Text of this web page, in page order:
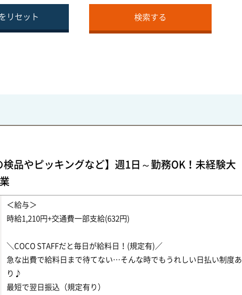
リセット
検品やピッキングなど】週1日～勤務OK！未経験大
＜給与＞
時給1,210円+交通費一部支給(632円)
＼COCO STAFFだと毎日が給料日！(規定有)／
急な出費で給料日まで待てない…そんな時でもうれしい日払い制度あ
り♪
最短で翌日振込（規定有り）